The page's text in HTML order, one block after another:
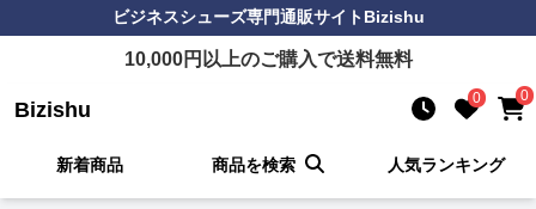
ビジネスシューズ専門通販サイトBizishu
10,000円以上のご購入で送料無料
Bizishu 0 0
新着商品 商品を検索 人気ランキング